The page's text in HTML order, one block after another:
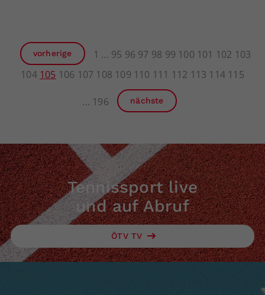
vorherige 1 95 96 97 98 99 100 101 102 103
104 105 106 107 108 109 110 111 112 113 114 115
196 nächste
Tennissport live
und auf Abruf
ÖTV TV